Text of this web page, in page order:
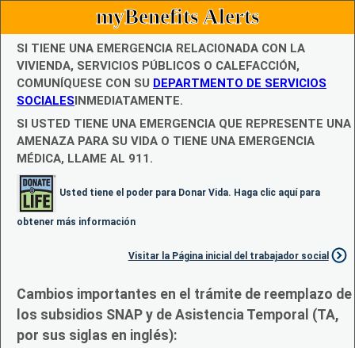
myBenefits Alerts
SI TIENE UNA EMERGENCIA RELACIONADA CON LA
VIVIENDA, SERVICIOS PÚBLICOS O CALEFACCIÓN,
COMUNÍQUESE CON SU DEPARTMENTO DE SERVICIOS
SOCIALESINMEDIATAMENTE.
SI USTED TIENE UNA EMERGENCIA QUE REPRESENTE UNA
AMENAZA PARA SU VIDA O TIENE UNA EMERGENCIA
MÉDICA, LLAME AL 911.
Usted tiene el poder para Donar Vida. Haga clic aquí para
obtener más información
Visitar la Página inicial del trabajador social
Cambios importantes en el trámite de reemplazo de
los subsidios SNAP y de Asistencia Temporal (TA,
por sus siglas en inglés):